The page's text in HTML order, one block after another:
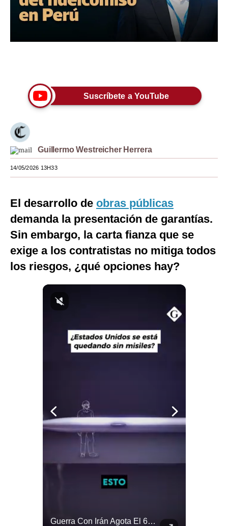
Estilos
España
Tecnología
Club del Suscriptor
Mix
G de Gestión
Notas Contratadas
Podcast
Gestión TV
Suscríbete a YouTube
Guillermo Westreicher Herrera
14/05/2026 13H33
El desarrollo de obras públicas
demanda la presentación de garantías.
Sin embargo, la carta fianza que se
exige a los contratistas no mitiga todos
los riesgos, ¿qué opciones hay?
Guerra Con Irán Agota El 61% De Los Interceptores Patriot De EE.UU. | #radar24